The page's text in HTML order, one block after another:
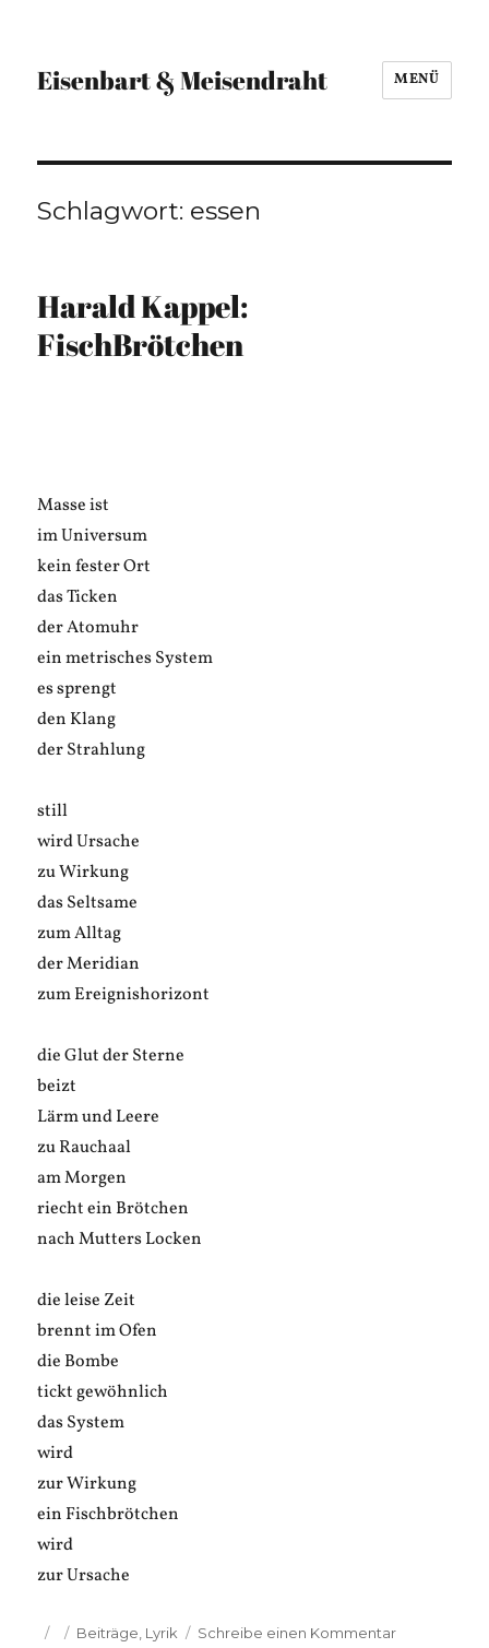
Eisenbart & Meisendraht MENÜ
Schlagwort: essen
Harald Kappel:
FischBrötchen
Masse ist
im Universum
kein fester Ort
das Ticken
der Atomuhr
ein metrisches System
es sprengt
den Klang
der Strahlung
still
wird Ursache
zu Wirkung
das Seltsame
zum Alltag
der Meridian
zum Ereignishorizont
die Glut der Sterne
beizt
Lärm und Leere
zu Rauchaal
am Morgen
riecht ein Brötchen
nach Mutters Locken
die leise Zeit
brennt im Ofen
die Bombe
tickt gewöhnlich
das System
wird
zur Wirkung
ein Fischbrötchen
wird
zur Ursache
Veröffentlicht
Kategorien
Beiträge Lyrik Schreibe einen Kommentarzu